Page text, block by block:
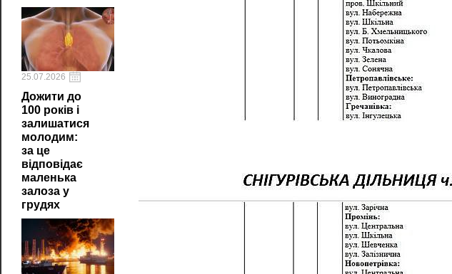
25.07.2026
Дожити до
100 років і
залишатися
молодим:
за це
відповідає
маленька
залоза у
грудях